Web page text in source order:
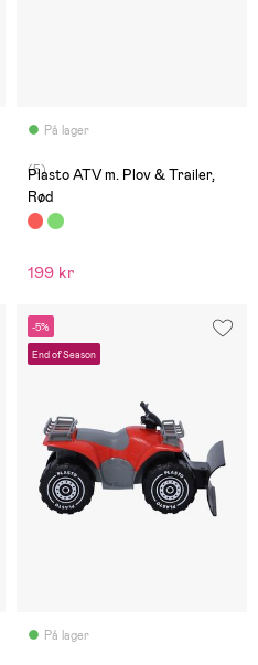
På lager
(5)
Plasto ATV m. Plov & Trailer,
Rød
199 kr
-5%
End of Season
På lager